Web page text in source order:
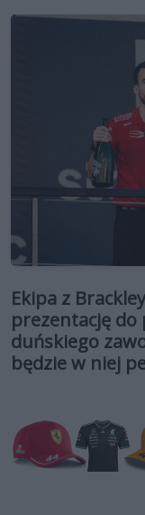
Ekipa z
prezentację
duńskiego
będzie w niej